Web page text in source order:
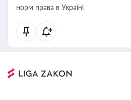
норм права в Україні